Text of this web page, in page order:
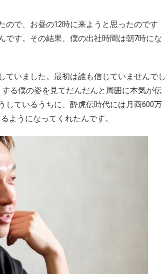
ので、お昼の12時に来ようと思ったのです
です。その結果、僕の出社時間は朝7時にな
ていました。最初は誰も信じていませんでし
る僕の姿を見てだんだんと周囲に本気が伝
ているうちに、酔虎伝時代には月商600万
ようになってくれたんです。